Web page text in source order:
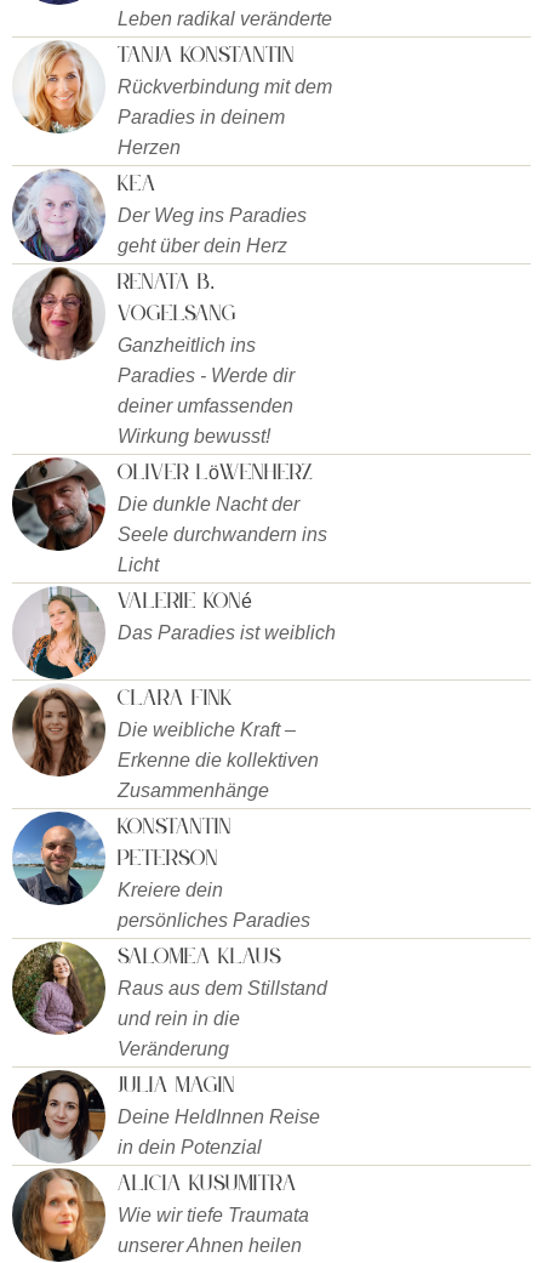
Leben radikal veränderte
Tanja Konstantin
Rückverbindung mit dem
Paradies in deinem
Herzen
Kea
Der Weg ins Paradies
geht über dein Herz
Renata B.
Vogelsang
Ganzheitlich ins
Paradies - Werde dir
deiner umfassenden
Wirkung bewusst!
Oliver Löwenherz
Die dunkle Nacht der
Seele durchwandern ins
Licht
Valerie Koné
Das Paradies ist weiblich
Clara Fink
Die weibliche Kraft –
Erkenne die kollektiven
Zusammenhänge
Konstantin
Peterson
Kreiere dein
persönliches Paradies
Salomea Klaus
Raus aus dem Stillstand
und rein in die
Veränderung
Julia Magin
Deine HeldInnen Reise
in dein Potenzial
Alicia Kusumitra
Wie wir tiefe Traumata
unserer Ahnen heilen